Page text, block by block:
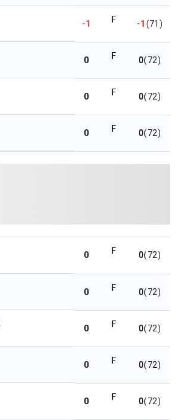
-1 F -1(71)
0 F 0(72)
0 F 0(72)
0 F 0(72)
0 F 0(72)
0 F 0(72)
0 F 0(72)
0 F 0(72)
0 F 0(72)